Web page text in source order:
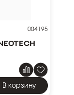
004195
В корзину